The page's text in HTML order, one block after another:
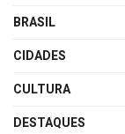
BRASIL
CIDADES
CULTURA
DESTAQUES